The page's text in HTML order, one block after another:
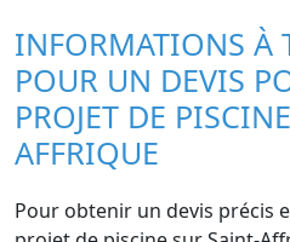
INFORMATIONS À
POUR UN DEVIS
PROJET DE
AFFRIQUE
Pour obtenir un devis précis